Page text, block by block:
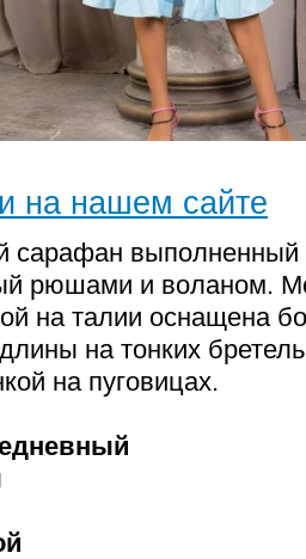
на нашем сайте
сарафан выполненный
рюшами и воланом.
на талии оснащена
на тонких
на пуговицах.